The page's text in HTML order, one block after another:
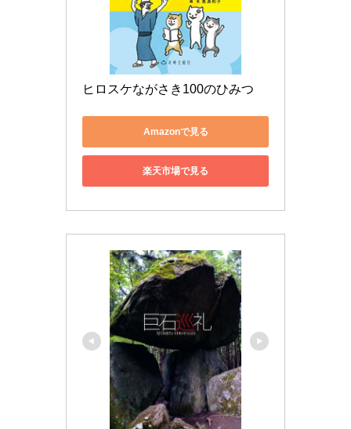
ヒロスケながさき100のひみつ
Amazonで見る
楽天市場で見る